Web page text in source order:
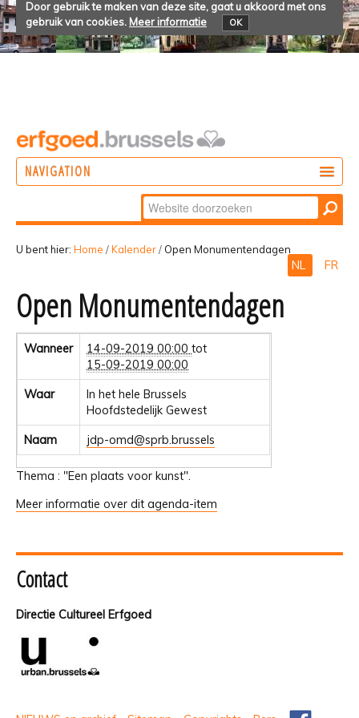
Door gebruik te maken van deze site, gaat u akkoord met ons
gebruik van cookies. Meer informatie OK
NAVIGATION
Zoek
Geavanceerd
zoeken...
U bent hier: Home /Kalender/ Open Monumentendagen
NL FR
Open Monumentendagen
Wanneer 14-09-2019 00:00tot
15-09-2019 00:00
Waar
In het hele Brussels
Hoofdstedelijk Gewest
Naam jdp-omd@sprb.brussels
Thema : "Een plaats voor kunst".
Meer informatie over dit agenda-item
Contact
Directie Cultureel Erfgoed